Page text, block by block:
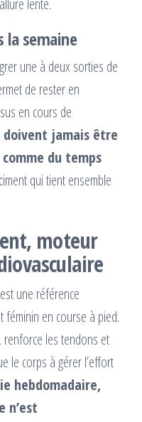
lente.
la semaine
une à deux sorties de
de rester en
en cours de
doivent jamais être
du temps
qui tient ensemble
moteur
une référence
féminin en course à pied.
renforce les tendons et
le corps à gérer l’effort
hebdomadaire,
n’est